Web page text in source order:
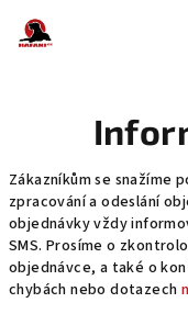
obsah
Zákazníkům se snažíme
zpracování a odeslání
objednávky vždy
SMS. Prosíme o
objednávce, a také o
chybách nebo dotazech